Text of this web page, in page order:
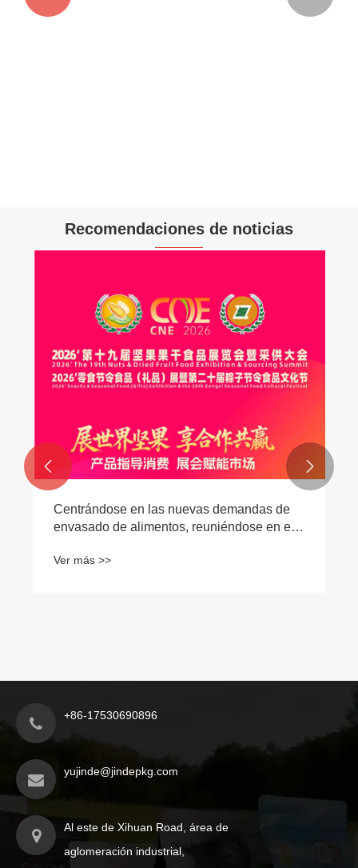
Recomendaciones de noticias
Centrándose en las nuevas demandas de
envasado de alimentos, reuniéndose en el
Ver más >>
 
+86-17530690896
yujinde@jindepkg.com
Al este de Xihuan Road, área de
aglomeración industrial,